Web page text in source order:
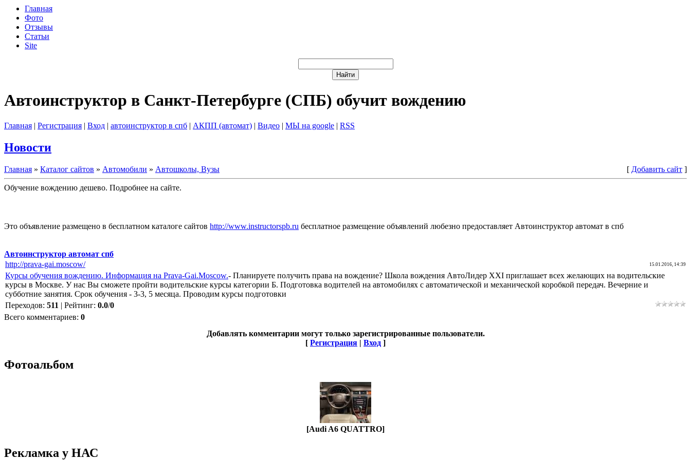
Главная
Фото
Отзывы
Статьи
Site
Автоинструктор в Санкт-Петербурге (СПБ) обучит вождению
Главная | Регистрация | Вход | автоинструктор в спб | АКПП (автомат) | Видео | МЫ на google | RSS
Новости
Главная » Каталог сайтов » Автомобили » Автошколы, Вузы [ Добавить сайт ]
Обучение вождению дешево. Подробнее на сайте.
Это объявление размещено в бесплатном каталоге сайтов http://www.instructorspb.ru бесплатное размещение объявлений любезно предоставляет Автоинструктор автомат в спб
Автоинструктор автомат спб
http://prava-gai.moscow/
15.01.2016, 14:39
Курсы обучения вождению. Информация на Prava-Gai.Moscow.- Планируете получить права на вождение? Школа вождения АвтоЛидер XXI приглашает всех желающих на водительские
курсы в Москве. У нас Вы сможете пройти водительские курсы категории Б. Подготовка водителей на автомобилях с автоматической и механической коробкой передач. Вечерние и
субботние занятия. Срок обучения - 3-3, 5 месяца. Проводим курсы подготовки
Переходов: 511 | Рейтинг: 0.0/0
Всего комментариев: 0
Добавлять комментарии могут только зарегистрированные пользователи.
[ Регистрация | Вход ]
Фотоальбом
[Audi A6 QUATTRO]
Рекламка у НАС